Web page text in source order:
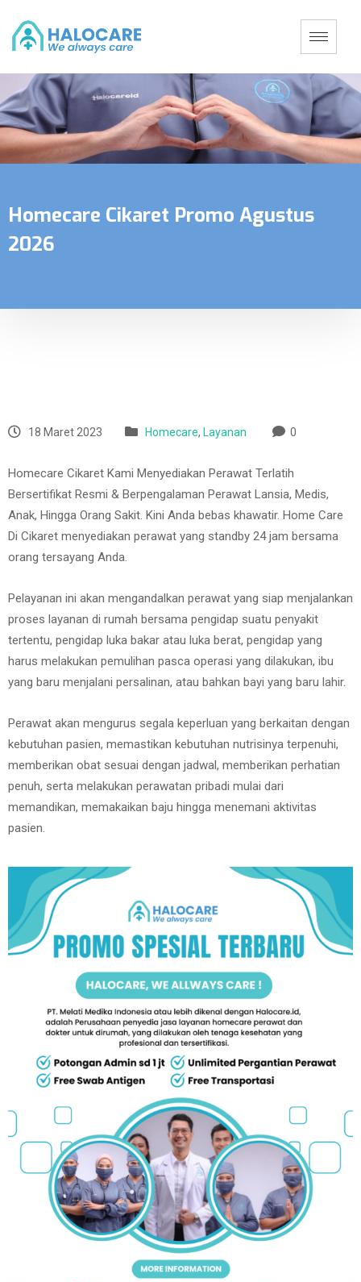
Homecare Cikaret Promo Agustus
2026
18 Maret 2023 Homecare, Layanan 0
Homecare Cikaret Kami Menyediakan Perawat Terlatih
Bersertifikat Resmi & Berpengalaman Perawat Lansia, Medis,
Anak, Hingga Orang Sakit. Kini Anda bebas khawatir. Home Care
Di Cikaret menyediakan perawat yang standby 24 jam bersama
orang tersayang Anda.
Pelayanan ini akan mengandalkan perawat yang siap menjalankan
proses layanan di rumah bersama pengidap suatu penyakit
tertentu, pengidap luka bakar atau luka berat, pengidap yang
harus melakukan pemulihan pasca operasi yang dilakukan, ibu
yang baru menjalani persalinan, atau bahkan bayi yang baru lahir.
Perawat akan mengurus segala keperluan yang berkaitan dengan
kebutuhan pasien, memastikan kebutuhan nutrisinya terpenuhi,
memberikan obat sesuai dengan jadwal, memberikan perhatian
penuh, serta melakukan perawatan pribadi mulai dari
memandikan, memakaikan baju hingga menemani aktivitas
pasien.